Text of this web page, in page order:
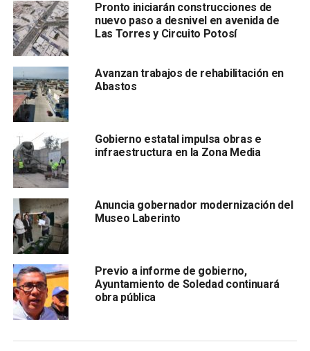
De esta manera, se obliga a la SEDUVOPa transferir
expedientes e información al INREVIS al avalarse una
reforma técnica y de armonización normativa, que no
modifica el contenido sustantivo del decreto original, pero
corrige la autoridad competente para permitir la conclusión
efectiva de los procesos y evitar vicios legales, informó
el presidente de la Comisión, diputado Héctor Serrano
Cortés.
Se mantienen intactos: la superficie, lotificación, registro y
elementos técnicos del decreto original; se incorporan
Pronto iniciarán construcciones de
nuevo paso a desnivel en avenida de
Las Torres y Circuito Potosí
Avanzan trabajos de rehabilitación en
Abastos
Gobierno estatal impulsa obras e
infraestructura en la Zona Media
Anuncia gobernador modernización del
Museo Laberinto
Previo a informe de gobierno,
Ayuntamiento de Soledad continuará
obra pública